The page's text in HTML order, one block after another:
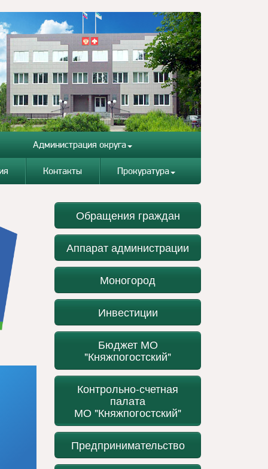
Администрация округа
Контакты Прокуратура
Обращения граждан
Аппарат администрации
Моногород
Инвестиции
Бюджет МО
"Княжпогостский"
Контрольно-счетная
палата
МО "Княжпогостский"
Предпринимательство